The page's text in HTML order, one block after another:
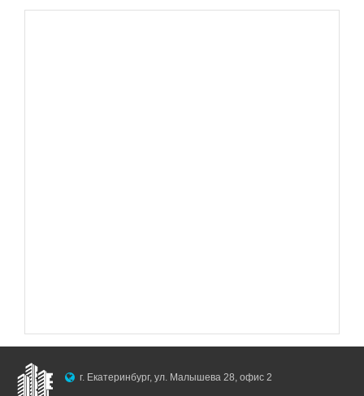
г. Екатеринбург, ул. Малышева 28, офис 2